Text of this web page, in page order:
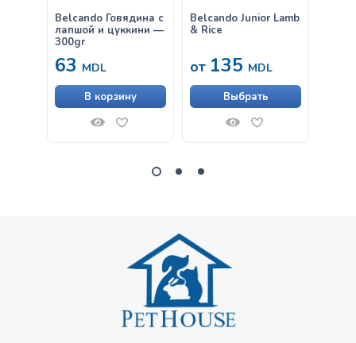
Belcando Говядина с
лапшой и цуккини —
300gr
63 MDL
В корзину
Belcando Junior Lamb
& Rice
от 135 MDL
Выбрать